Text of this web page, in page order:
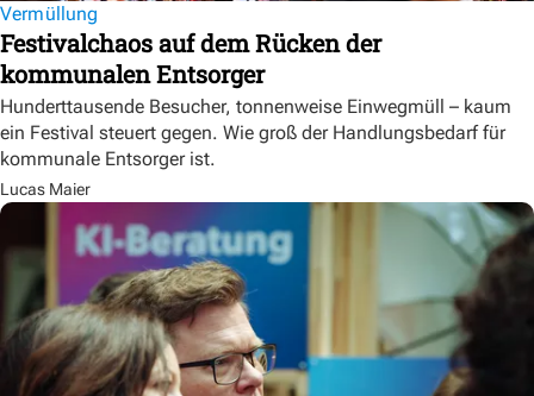
Vermüllung
Festivalchaos auf dem Rücken der
kommunalen Entsorger
Hunderttausende Besucher, tonnenweise Einwegmüll – kaum
ein Festival steuert gegen. Wie groß der Handlungsbedarf für
kommunale Entsorger ist.
Lucas Maier